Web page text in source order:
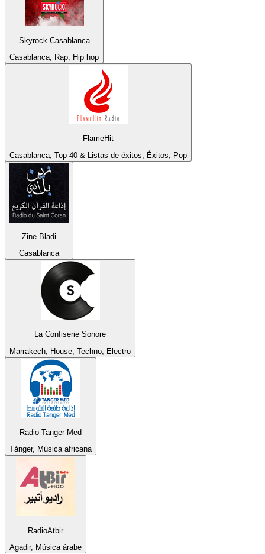
Skyrock Casablanca
Casablanca, Rap, Hip hop
FlameHit
Casablanca, Top 40 & Listas de éxitos, Éxitos, Pop
Zine Bladi
Casablanca
La Confiserie Sonore
Marrakech, House, Techno, Electro
Radio Tanger Med
Tánger, Música africana
RadioAtbir
Agadir, Música árabe